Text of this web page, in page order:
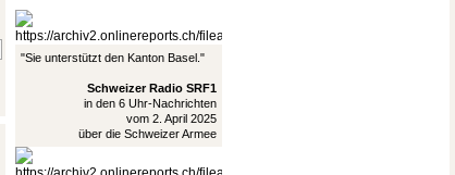
"Sie unterstützt den Kanton Basel."
Schweizer Radio SRF1
in den 6 Uhr-Nachrichten
vom 2. April 2025
über die Schweizer Armee